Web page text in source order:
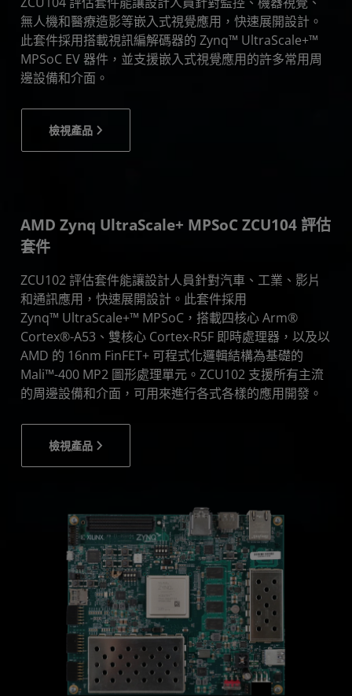
無人機和醫療造影等嵌入式視覺應用，快速展開設計。
此套件採用搭載視訊編解碼器的 Zynq™ UltraScale+™
MPSoC EV 器件，並支援嵌入式視覺應用的許多常用周
邊設備和介面。
檢視產品
AMD Zynq UltraScale+ MPSoC ZCU104 評估
套件
ZCU102 評估套件能讓設計人員針對汽車、工業、影片
和通訊應用，快速展開設計。此套件採用
Zynq™ UltraScale+™ MPSoC，搭載四核心 Arm®
Cortex®-A53、雙核心 Cortex-R5F 即時處理器，以及以
AMD 的 16nm FinFET+ 可程式化邏輯結構為基礎的
Mali™-400 MP2 圖形處理單元。ZCU102 支援所有主流
的周邊設備和介面，可用來進行各式各樣的應用開發。
檢視產品